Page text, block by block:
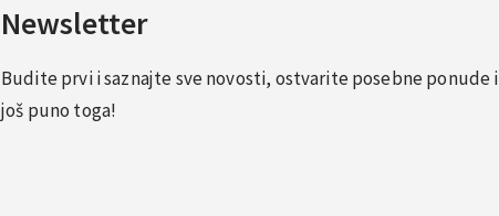
Newsletter
Budite prvi i saznajte sve novosti, ostvarite posebne ponude i
još puno toga!